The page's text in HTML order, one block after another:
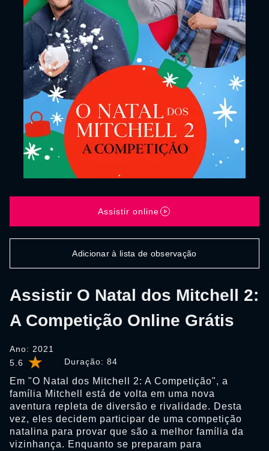
5.6 Duração: 84
Assistir O Natal dos Mitchell 2:
A Competição Online Grátis
Ano: 2021
Em "O Natal dos Mitchell 2: A Competição", a
família Mitchell está de volta em uma nova
aventura repleta de diversão e rivalidade. Desta
vez, eles decidem participar de uma competição
natalina para provar que são a melhor família da
vizinhança. Enquanto se preparam para
Assistir online
Adicionar à lista de observação